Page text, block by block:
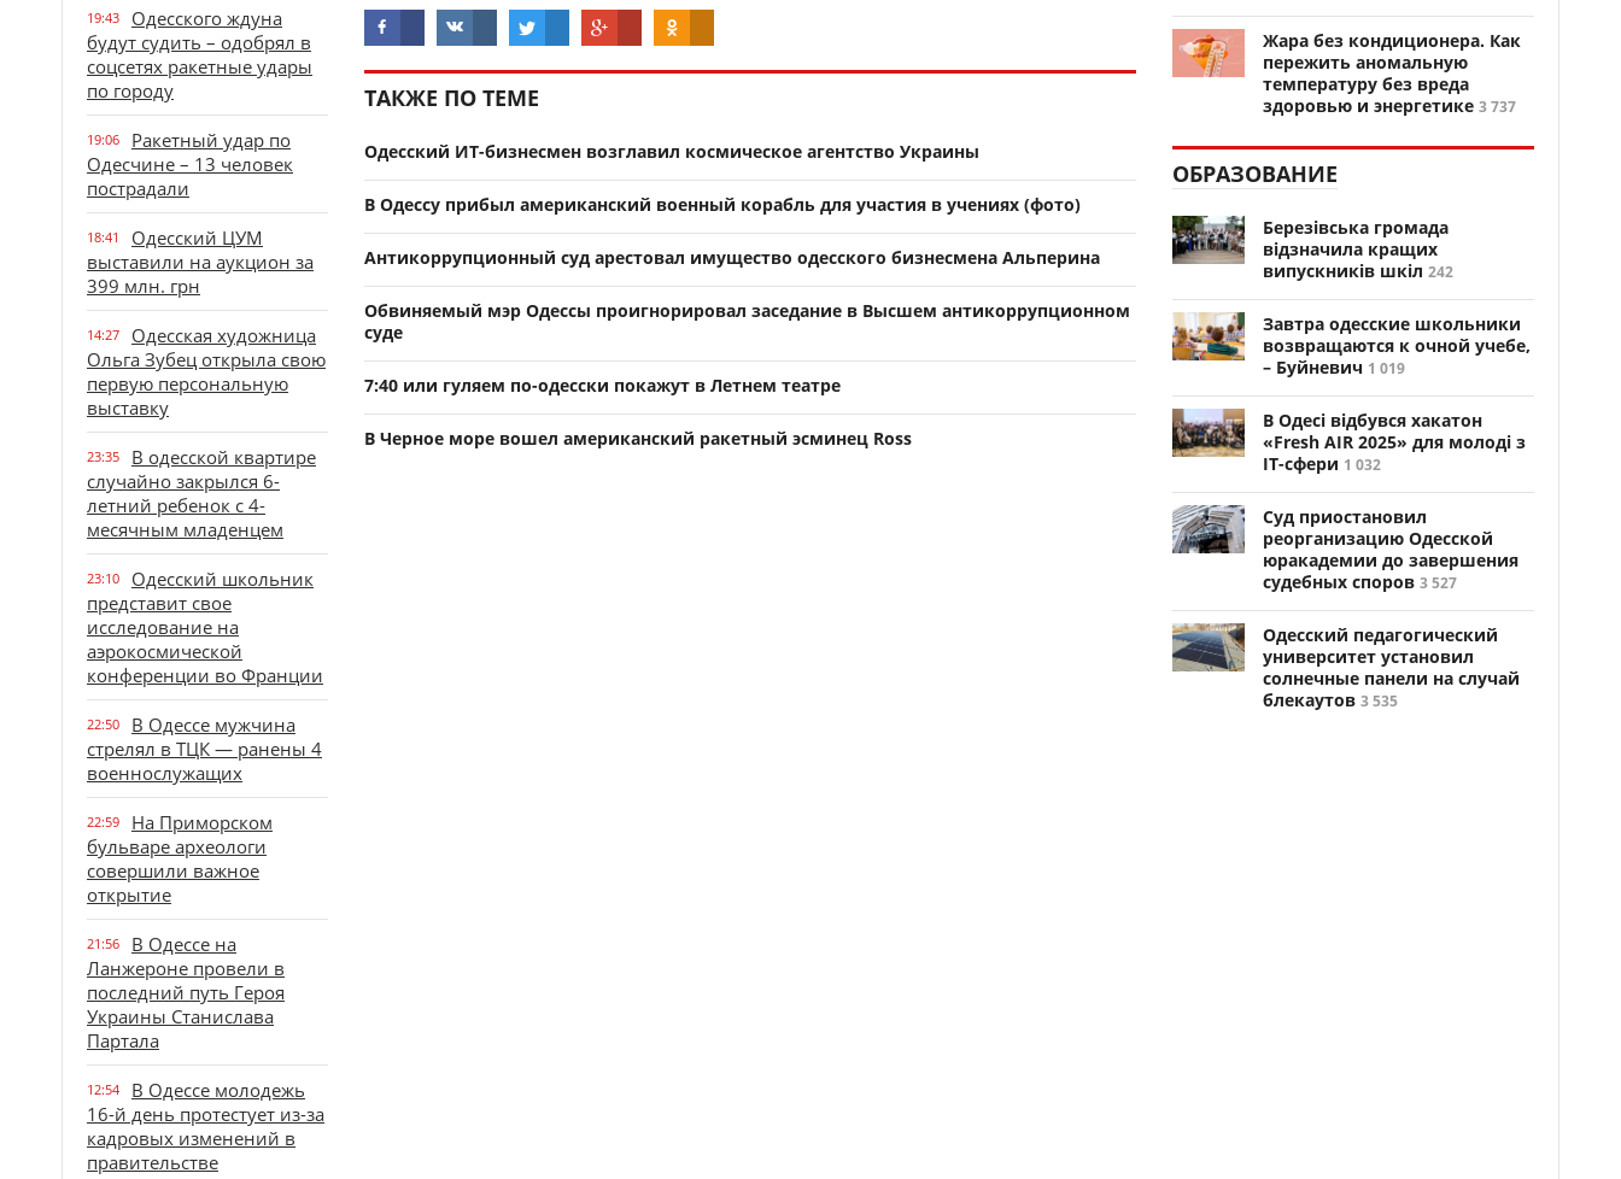
19:43
Одесского ждуна
будут судить – одобрял в
соцсетях ракетные удары
по городу
19:06
Ракетный удар по
Одесчине – 13 человек
пострадали
18:41
Одесский ЦУМ
выставили на аукцион за
399 млн. грн
14:27
Одесская художница
Ольга Зубец открыла свою
первую персональную
выставку
23:35
В одесской квартире
случайно закрылся 6-
летний ребенок с 4-
месячным младенцем
23:10
Одесский школьник
представит свое
исследование на
аэрокосмической
конференции во Франции
22:50
В Одессе мужчина
стрелял в ТЦК — ранены 4
военнослужащих
22:59
На Приморском
бульваре археологи
совершили важное
открытие
21:56
В Одессе на
Ланжероне провели в
последний путь Героя
Украины Станислава
Партала
12:54
В Одессе молодежь
16-й день протестует из-за
кадровых изменений в
правительстве
ТАКЖЕ ПО ТЕМЕ
Одесский ИТ-бизнесмен возглавил космическое агентство Украины
В Одессу прибыл американский военный корабль для участия в учениях (фото)
Антикоррупционный суд арестовал имущество одесского бизнесмена Альперина
Обвиняемый мэр Одессы проигнорировал заседание в Высшем антикоррупционном
суде
7:40 или гуляем по-одесски покажут в Летнем театре
В Черное море вошел американский ракетный эсминец Ross
Жара без кондиционера. Как
пережить аномальную
температуру без вреда
здоровью и энергетике 3 737
ОБРАЗОВАНИЕ
Березівська громада
відзначила кращих
випускників шкіл 242
Завтра одесские школьники
возвращаются к очной учебе,
– Буйневич 1 019
В Одесі відбувся хакатон
«Fresh AIR 2025» для молоді з
ІТ-сфери 1 032
Суд приостановил
реорганизацию Одесской
юракадемии до завершения
судебных споров 3 527
Одесский педагогический
университет установил
солнечные панели на случай
блекаутов 3 535